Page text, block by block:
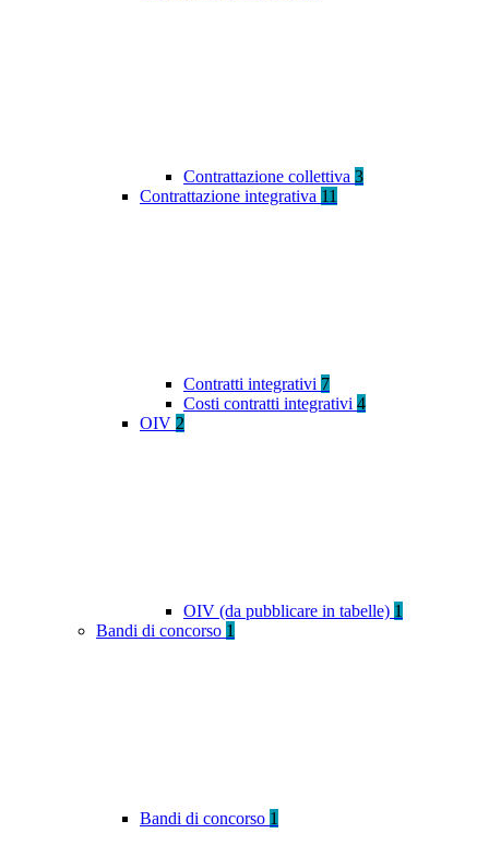
Contrattazione collettiva 3
Contrattazione integrativa 11
Contratti integrativi 7
Costi contratti integrativi 4
OIV 2
OIV (da pubblicare in tabelle) 1
Bandi di concorso 1
Bandi di concorso 1